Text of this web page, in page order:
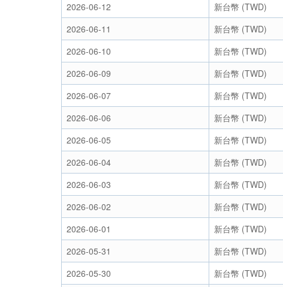
2026-06-12
新台幣 (TWD)
2026-06-11
新台幣 (TWD)
2026-06-10
新台幣 (TWD)
2026-06-09
新台幣 (TWD)
2026-06-07
新台幣 (TWD)
2026-06-06
新台幣 (TWD)
2026-06-05
新台幣 (TWD)
2026-06-04
新台幣 (TWD)
2026-06-03
新台幣 (TWD)
2026-06-02
新台幣 (TWD)
2026-06-01
新台幣 (TWD)
2026-05-31
新台幣 (TWD)
2026-05-30
新台幣 (TWD)